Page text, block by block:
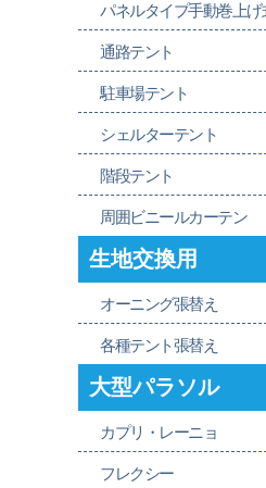
パネルタイプ手動巻上げ
通路テント
駐車場テント
シェルターテント
階段テント
周囲ビニールカーテン
生地交換用
オーニング張替え
各種テント張替え
大型パラソル
カプリ・レーニョ
フレクシー